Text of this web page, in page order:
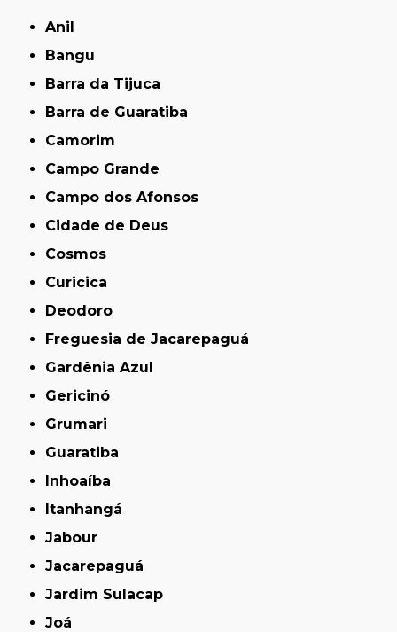
Anil
Bangu
Barra da Tijuca
Barra de Guaratiba
Camorim
Campo Grande
Campo dos Afonsos
Cidade de Deus
Cosmos
Curicica
Deodoro
Freguesia de Jacarepaguá
Gardênia Azul
Gericinó
Grumari
Guaratiba
Inhoaíba
Itanhangá
Jabour
Jacarepaguá
Jardim Sulacap
Joá